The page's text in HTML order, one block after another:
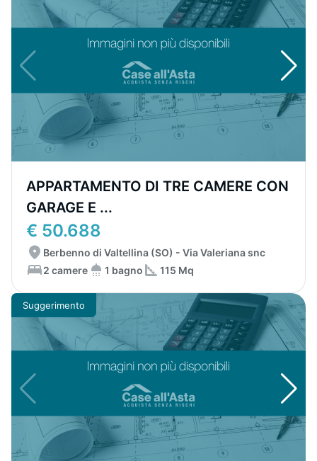
APPARTAMENTO DI TRE CAMERE CON
GARAGE E ...
€ 50.688
Berbenno di Valtellina (SO) - Via Valeriana snc
2 camere
1 bagno 115 Mq
Suggerimento